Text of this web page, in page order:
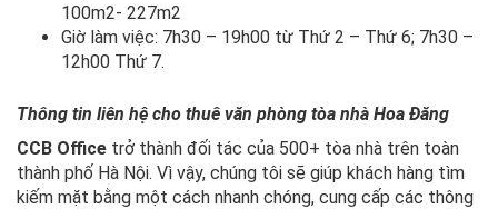
100m2- 227m2
Giờ làm việc: 7h30 – 19h00 từ Thứ 2 – Thứ 6; 7h30 –
12h00 Thứ 7.
Thông tin liên hệ cho thuê văn phòng tòa nhà Hoa Đăng
CCB Office trở thành đối tác của 500+ tòa nhà trên toàn
thành phố Hà Nội. Vì vậy, chúng tôi sẽ giúp khách hàng tìm
kiếm mặt bằng một cách nhanh chóng, cung cấp các thông